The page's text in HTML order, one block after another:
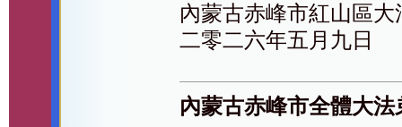
內蒙古赤峰市紅山區
二零二六年五月九日
內蒙古赤峰市全體大